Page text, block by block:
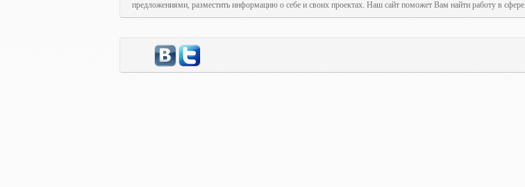
предложениями, разместить информацию о себе и своих проектах. Наш сайт поможет Вам найти работу в сфере